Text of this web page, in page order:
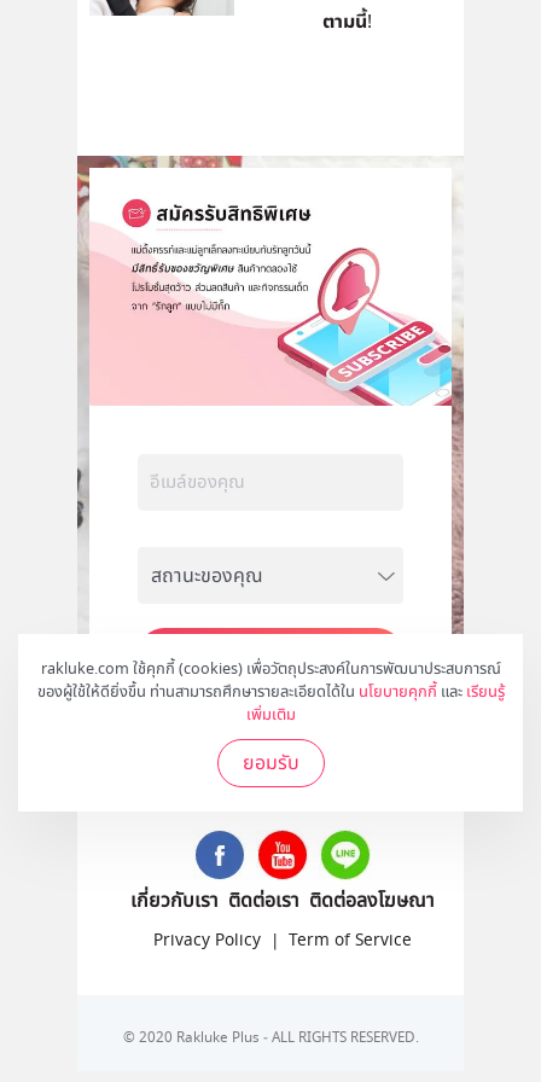
rakluke.com ใช้คุกกี้ (cookies) เพื่อวัตถุประสงค์ในการพัฒนาประสบการณ์
ของผู้ใช้ให้ดียิ่งขึ้น ท่านสามารถศึกษารายละเอียดได้ใน นโยบายคุกกี้ และ เรียนรู้
เพิ่มเติม
ยอมรับ
ตามนี้!
สมัคร
ติดตามเราได้ที่
เกี่ยวกับเรา ติดต่อเรา ติดต่อลงโฆษณา
Privacy Policy | Term of Service
© 2020 Rakluke Plus - ALL RIGHTS RESERVED.